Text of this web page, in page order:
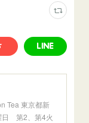
Tea 東京都新
日 第2、第4火